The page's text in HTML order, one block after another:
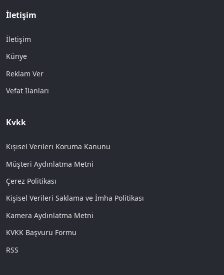
İletişim
İletişim
Künye
Reklam Ver
Vefat İlanları
Kvkk
Kişisel Verileri Koruma Kanunu
Müşteri Aydınlatma Metni
Çerez Politikası
Kişisel Verileri Saklama ve İmha Politikası
Kamera Aydınlatma Metni
KVKK Başvuru Formu
RSS